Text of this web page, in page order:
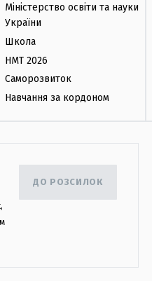
Міністерство освіти та науки
України
Школа
НМТ 2026
Саморозвиток
Навчання за кордоном
ДО РОЗСИЛОК